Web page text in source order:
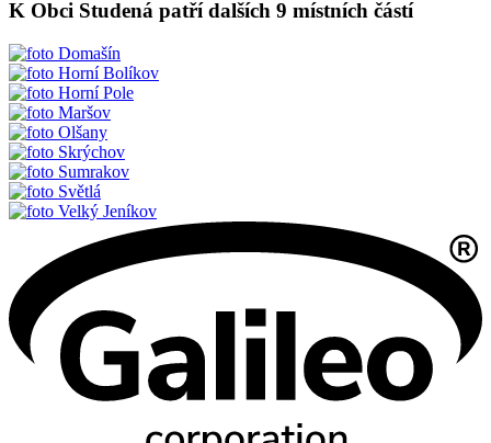
K Obci Studená patří dalších 9 místních částí
Domašín
Horní Bolíkov
Horní Pole
Maršov
Olšany
Skrýchov
Sumrakov
Světlá
Velký Jeníkov